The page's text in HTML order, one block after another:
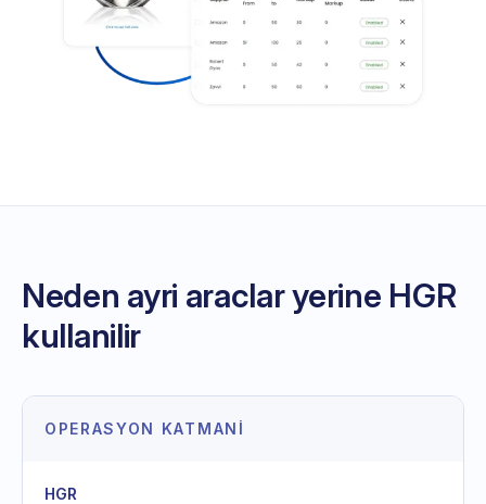
Neden ayri araclar yerine HGR
kullanilir
OPERASYON KATMANI
HGR